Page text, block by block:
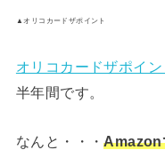
▲オリコカードザポイント
オリコカードザポイン
半年間です。
なんと・・・Amazon